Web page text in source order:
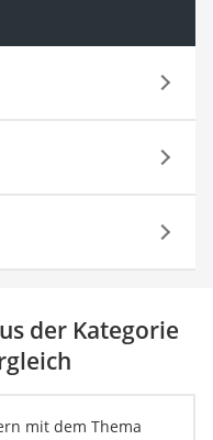
der Kategorie
mit dem Thema